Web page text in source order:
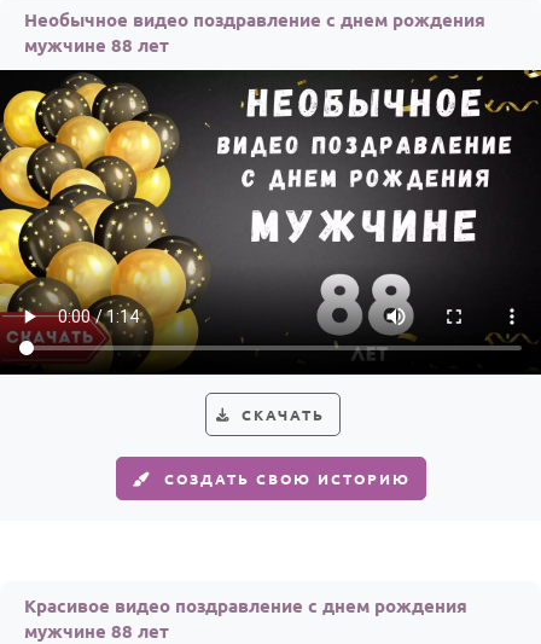
Необычное видео поздравление с днем рождения
мужчине 88 лет
СКАЧАТЬ
СОЗДАТЬ СВОЮ ИСТОРИЮ
Красивое видео поздравление с днем рождения
мужчине 88 лет